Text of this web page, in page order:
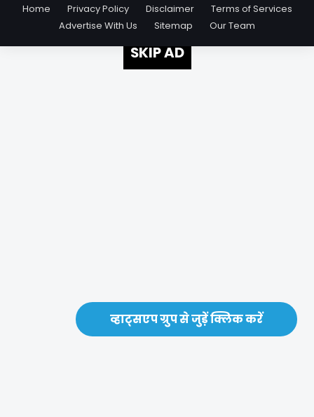
व्हाट्सएप ग्रुप से जुड़ें क्लिक करें
Home
Privacy Policy Disclaimer
Terms of Services
Advertise With Us
Sitemap Our Team
SKIP AD